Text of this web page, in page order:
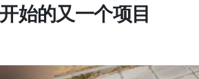
始的又一个项目